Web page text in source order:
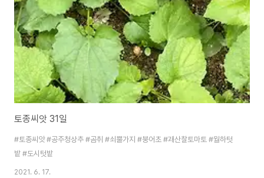
토종씨앗 31일
#토종씨앗 #공주청상추 #곰취 #쇠뿔가지 #붕어초 #괘산찰토마토 #월하텃
밭 #도시텃밭
2021. 6. 17.